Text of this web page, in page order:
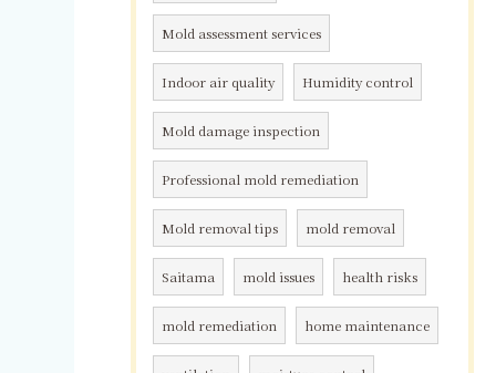
Mold assessment services
Indoor air quality Humidity control
Mold damage inspection
Professional mold remediation
Mold removal tips mold removal
Saitama mold issues health risks
mold remediation home maintenance